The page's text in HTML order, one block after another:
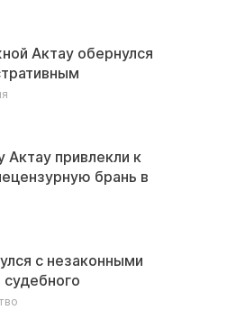
Актау обернулся
привлекли к
брань в
с незаконными